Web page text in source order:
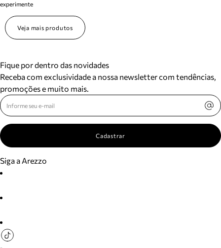
experimente
Veja mais produtos
Fique por dentro das novidades
Receba com exclusividade a nossa newsletter com tendências,
promoções e muito mais.
Cadastrar
Siga a Arezzo